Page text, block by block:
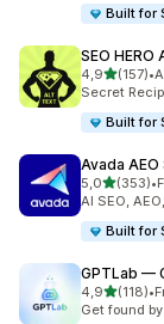
Built for
SEO
4,9de 5(157)
157 total de
•
Secret
Built for
Avada
5,0de 5(353)
353 total de•
AI SEO,
Built for
GPTLab —
4,9de 5(118)
118 total de•
Get found